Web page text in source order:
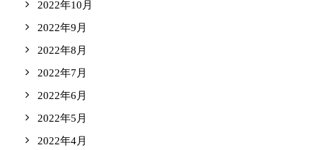
2022年10月
2022年9月
2022年8月
2022年7月
2022年6月
2022年5月
2022年4月